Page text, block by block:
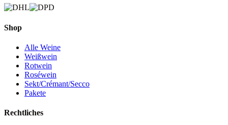
Shop
Alle Weine
Weißwein
Rotwein
Roséwein
Sekt/Crémant/Secco
Pakete
Rechtliches